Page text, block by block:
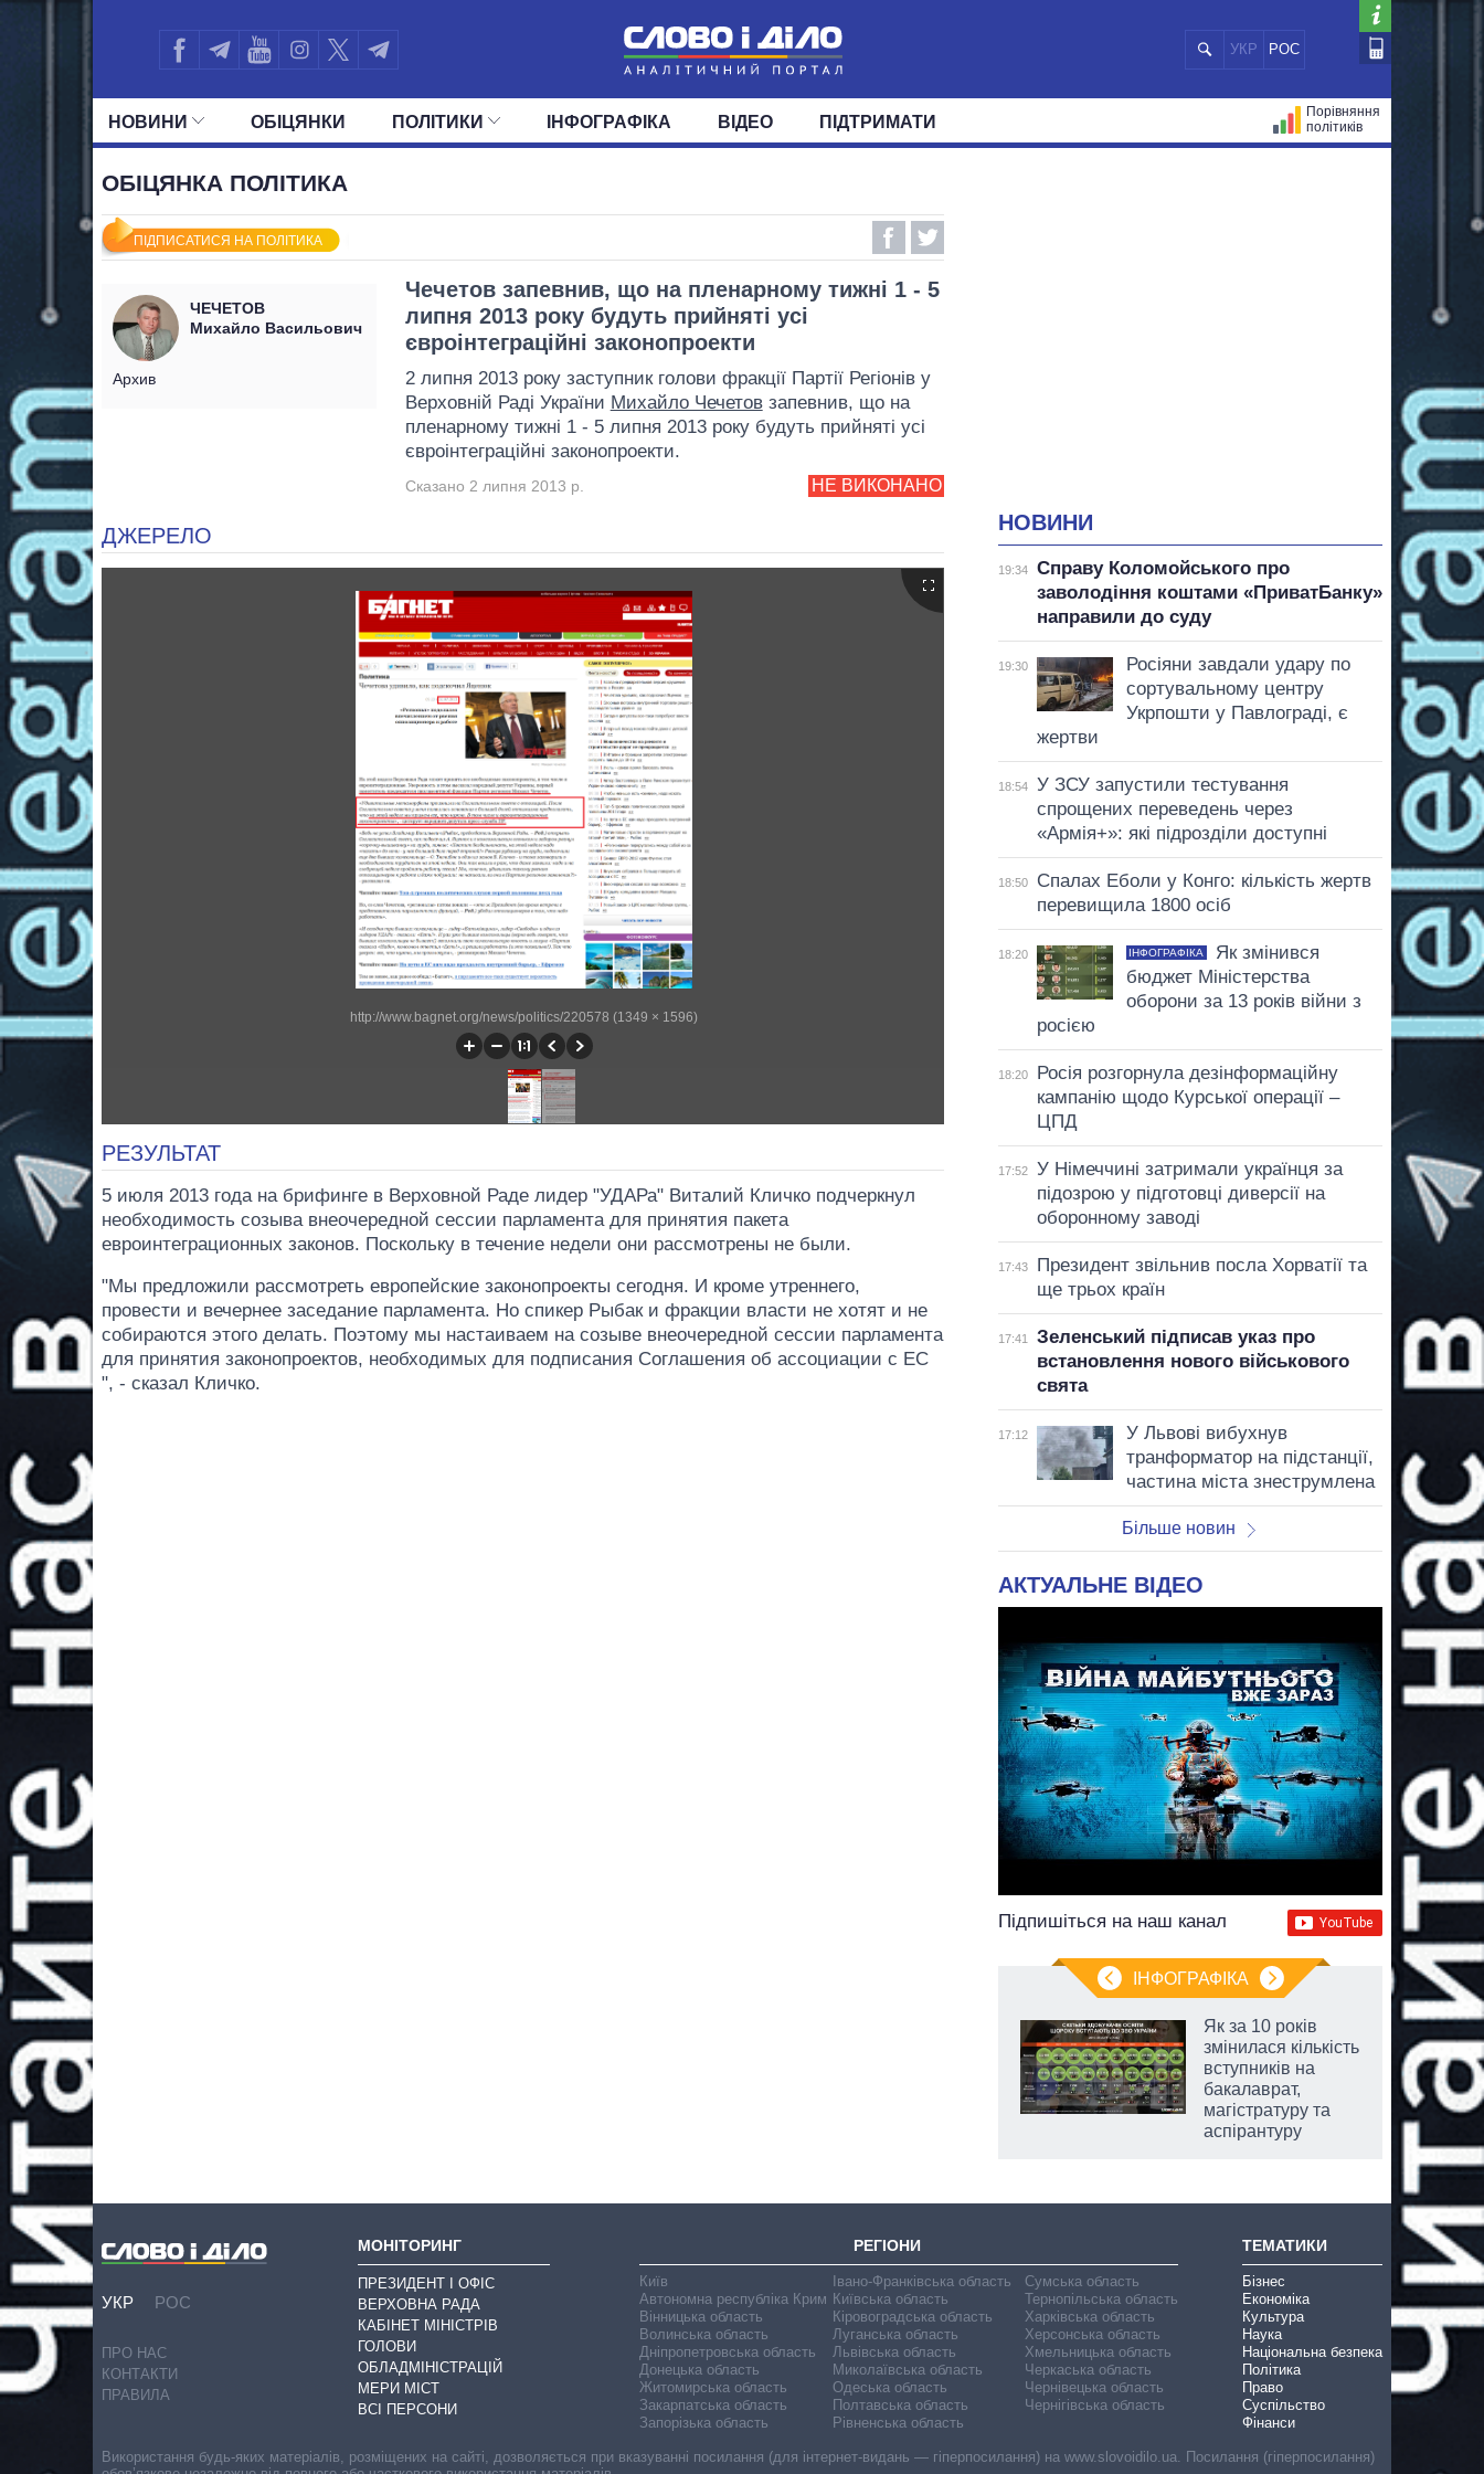
УКР РОС
НОВИНИ
СВІТ
ОБIЦЯНКИ ПОЛIТИКИ
ОКРУГИ
ІНФОГРАФІКА ВІДЕО ПІДТРИМАТИ
Порівняння
політиків
ОБІЦЯНКА ПОЛІТИКА
ПІДПИСАТИСЯ НА ПОЛІТИКА
ЧЕЧЕТОВ
Михайло Васильович
Архив
Чечетов запевнив, що на пленарному тижні 1 - 5
липня 2013 року будуть прийняті усі
євроінтеграційні законопроекти
2 липня 2013 року заступник голови фракції Партії Регіонів у
Верховній Раді України Михайло Чечетовзапевнив, що на
пленарному тижні 1 - 5 липня 2013 року будуть прийняті усі
євроінтеграційні законопроекти.
НЕ ВИКОНАНО
Сказано 2 липня 2013 р.
ДЖЕРЕЛО
http://www.bagnet.org/news/politics/220578 (1349 × 1596)
РЕЗУЛЬТАТ
5 июля 2013 года на брифинге в Верховной Раде лидер "УДАРа" Виталий Кличко подчеркнул
необходимость созыва внеочередной сессии парламента для принятия пакета
евроинтеграционных законов. Поскольку в течение недели они рассмотрены не были.
"Мы предложили рассмотреть европейские законопроекты сегодня. И кроме утреннего,
провести и вечернее заседание парламента. Но спикер Рыбак и фракции власти не хотят и не
собираются этого делать. Поэтому мы настаиваем на созыве внеочередной сессии парламента
для принятия законопроектов, необходимых для подписания Соглашения об ассоциации с ЕС
", - сказал Кличко.
НОВИНИ
19:34
Справу Коломойського про
заволодіння коштами «ПриватБанку»
направили до суду
19:30
Росіяни завдали удару по
сортувальному центру
Укрпошти у Павлограді, є
жертви
18:54
У ЗСУ запустили тестування
спрощених переведень через
«Армія+»: які підрозділи доступні
18:50
Спалах Еболи у Конго: кількість жертв
перевищила 1800 осіб
18:20 ІНФОГРАФІКА
Як змінився
бюджет Міністерства
оборони за 13 років війни з
росією
18:20
Росія розгорнула дезінформаційну
кампанію щодо Курської операції –
ЦПД
17:52
У Німеччині затримали українця за
підозрою у підготовці диверсії на
оборонному заводі
17:43
Президент звільнив посла Хорватії та
ще трьох країн
17:41
Зеленський підписав указ про
встановлення нового військового
свята
17:12
У Львові вибухнув
транформатор на підстанції,
частина міста знеструмлена
Більше новин
АКТУАЛЬНЕ ВІДЕО
Підпишіться на наш канал
ІНФОГРАФІКА
Як за 10 років
змінилася кількість
вступників на
бакалаврат,
магістратуру та
аспірантуру
УКР РОС
ПРО НАС
КОНТАКТИ
ПРАВИЛА
МОНІТОРИНГ
ПРЕЗИДЕНТ І ОФІС
ВЕРХОВНА РАДА
КАБІНЕТ МІНІСТРІВ
ГОЛОВИ
ОБЛАДМІНІСТРАЦІЙ
МЕРИ МІСТ
ВСІ ПЕРСОНИ
РЕГІОНИ
Київ
Автономна республіка Крим
Вінницька область
Волинська область
Дніпропетровська область
Донецька область
Житомирська область
Закарпатська область
Запорізька область
Івано-Франківська область
Київська область
Кіровоградська область
Луганська область
Львівська область
Миколаївська область
Одеська область
Полтавська область
Рівненська область
Сумська область
Тернопільська область
Харківська область
Херсонська область
Хмельницька область
Черкаська область
Чернівецька область
Чернігівська область
ТЕМАТИКИ
Бізнес
Економіка
Культура
Наука
Національна безпека
Політика
Право
Суспільство
Фінанси
Використання будь-яких матеріалів, розміщених на сайті, дозволяється при вказуванні посилання (для інтернет-видань — гіперпосилання) на www.slovoidilo.ua. Посилання (гіперпосилання)